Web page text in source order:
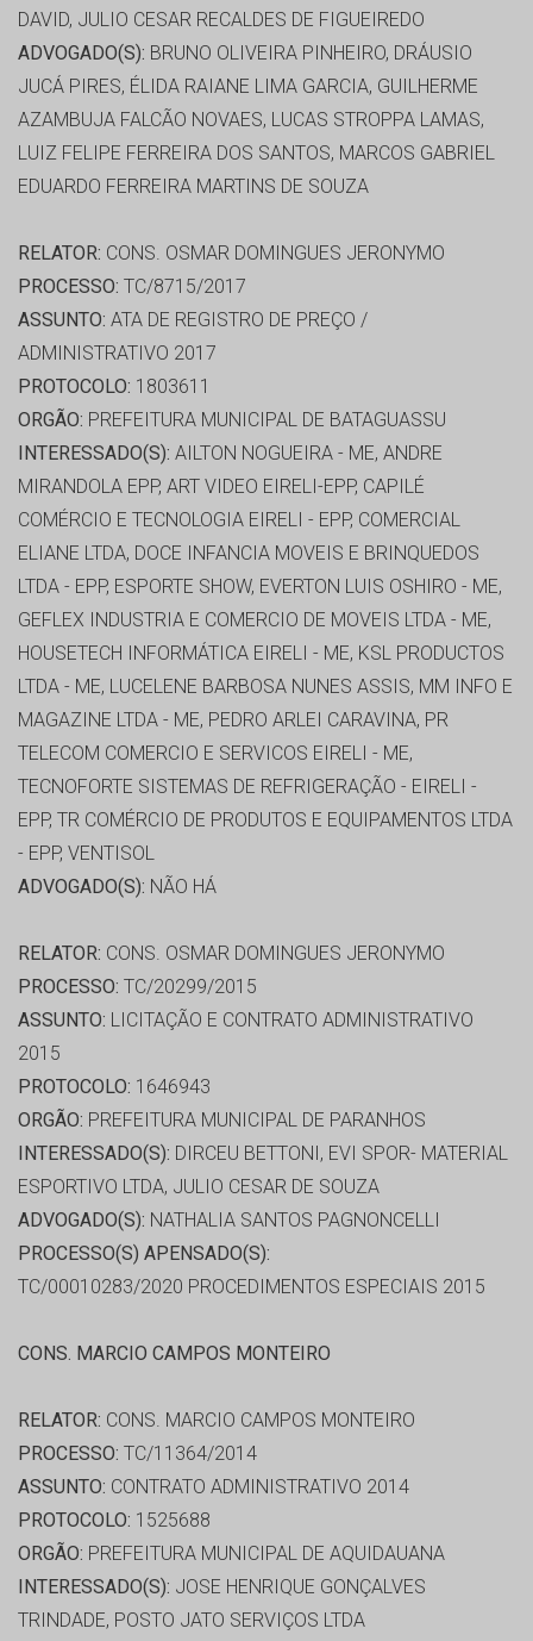
DAVID, JULIO CESAR RECALDES DE FIGUEIREDO
ADVOGADO(S): BRUNO OLIVEIRA PINHEIRO, DRÁUSIO
JUCÁ PIRES, ÉLIDA RAIANE LIMA GARCIA, GUILHERME
AZAMBUJA FALCÃO NOVAES, LUCAS STROPPA LAMAS,
LUIZ FELIPE FERREIRA DOS SANTOS, MARCOS GABRIEL
EDUARDO FERREIRA MARTINS DE SOUZA
RELATOR: CONS. OSMAR DOMINGUES JERONYMO
PROCESSO: TC/8715/2017
ASSUNTO: ATA DE REGISTRO DE PREÇO /
ADMINISTRATIVO 2017
PROTOCOLO: 1803611
ORGÃO: PREFEITURA MUNICIPAL DE BATAGUASSU
INTERESSADO(S): AILTON NOGUEIRA - ME, ANDRE
MIRANDOLA EPP, ART VIDEO EIRELI-EPP, CAPILÉ
COMÉRCIO E TECNOLOGIA EIRELI - EPP, COMERCIAL
ELIANE LTDA, DOCE INFANCIA MOVEIS E BRINQUEDOS
LTDA - EPP, ESPORTE SHOW, EVERTON LUIS OSHIRO - ME,
GEFLEX INDUSTRIA E COMERCIO DE MOVEIS LTDA - ME,
HOUSETECH INFORMÁTICA EIRELI - ME, KSL PRODUCTOS
LTDA - ME, LUCELENE BARBOSA NUNES ASSIS, MM INFO E
MAGAZINE LTDA - ME, PEDRO ARLEI CARAVINA, PR
TELECOM COMERCIO E SERVICOS EIRELI - ME,
TECNOFORTE SISTEMAS DE REFRIGERAÇÃO - EIRELI -
EPP, TR COMÉRCIO DE PRODUTOS E EQUIPAMENTOS LTDA
- EPP, VENTISOL
ADVOGADO(S): NÃO HÁ
RELATOR: CONS. OSMAR DOMINGUES JERONYMO
PROCESSO: TC/20299/2015
ASSUNTO: LICITAÇÃO E CONTRATO ADMINISTRATIVO
2015
PROTOCOLO: 1646943
ORGÃO: PREFEITURA MUNICIPAL DE PARANHOS
INTERESSADO(S): DIRCEU BETTONI, EVI SPOR- MATERIAL
ESPORTIVO LTDA, JULIO CESAR DE SOUZA
ADVOGADO(S): NATHALIA SANTOS PAGNONCELLI
PROCESSO(S) APENSADO(S):
TC/00010283/2020 PROCEDIMENTOS ESPECIAIS 2015
CONS. MARCIO CAMPOS MONTEIRO
RELATOR: CONS. MARCIO CAMPOS MONTEIRO
PROCESSO: TC/11364/2014
ASSUNTO: CONTRATO ADMINISTRATIVO 2014
PROTOCOLO: 1525688
ORGÃO: PREFEITURA MUNICIPAL DE AQUIDAUANA
INTERESSADO(S): JOSE HENRIQUE GONÇALVES
TRINDADE, POSTO JATO SERVIÇOS LTDA